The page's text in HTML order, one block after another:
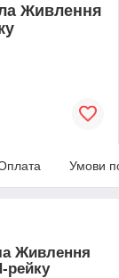
Живлення
Умови
Живлення
рейку